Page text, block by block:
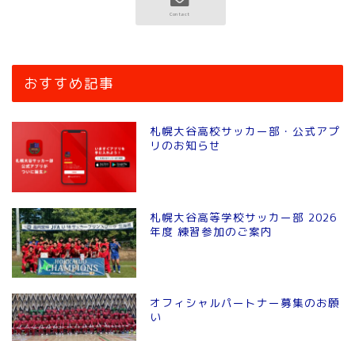
おすすめ記事
札幌大谷高校サッカー部・公式アプ
リのお知らせ
札幌大谷高等学校サッカー部 2026
年度 練習参加のご案内
オフィシャルパートナー募集のお願
い